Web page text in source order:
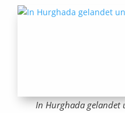
In Hurghada gelandet